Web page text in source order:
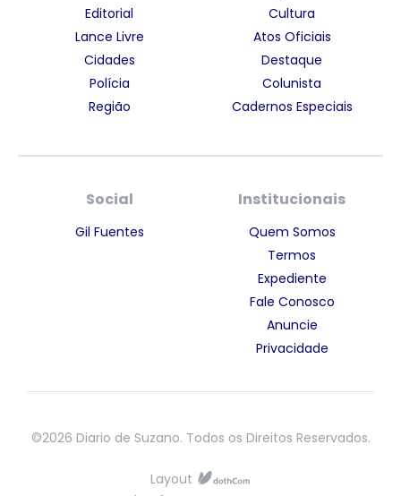
Editorial
Lance Livre
Cidades
Polícia
Região
Cultura
Atos Oficiais
Destaque
Colunista
Cadernos Especiais
Social
Gil Fuentes
Institucionais
Quem Somos
Termos
Expediente
Fale Conosco
Anuncie
Privacidade
©2026 Diario de Suzano. Todos os Direitos Reservados.
Layout